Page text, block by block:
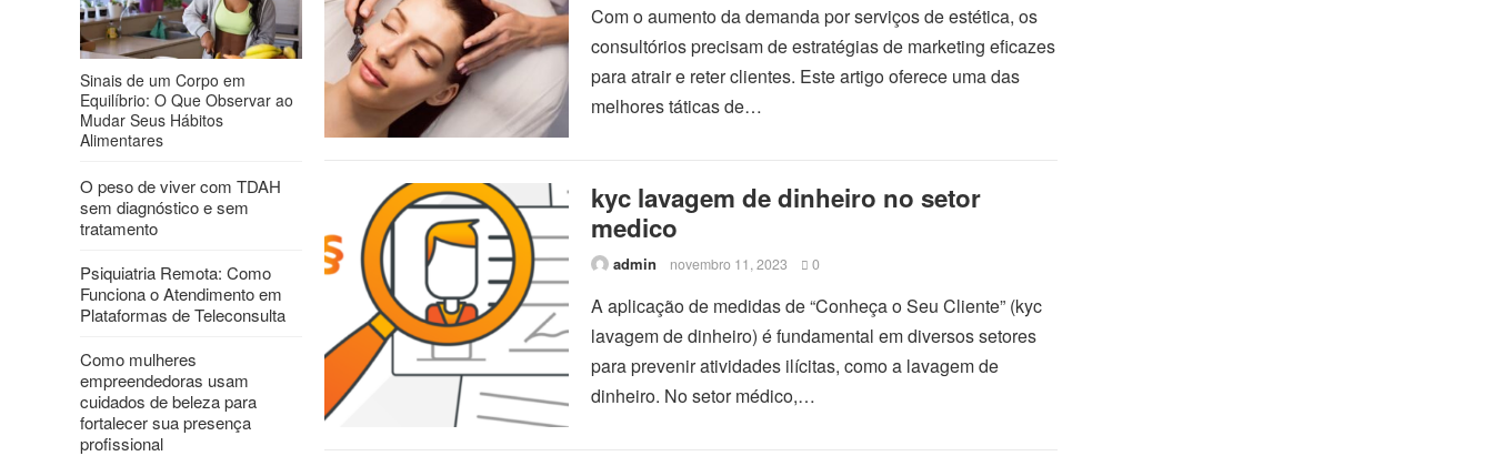
Com o aumento da demanda por serviços de estética, os
consultórios precisam de estratégias de marketing eficazes
para atrair e reter clientes. Este artigo oferece uma das
melhores táticas de…
kyc lavagem de dinheiro no setor
medico
admin novembro 11, 2023 0
A aplicação de medidas de “Conheça o Seu Cliente” (kyc
lavagem de dinheiro) é fundamental em diversos setores
para prevenir atividades ilícitas, como a lavagem de
dinheiro. No setor médico,…
Sinais de um Corpo em
Equilíbrio: O Que Observar ao
Mudar Seus Hábitos
Alimentares
O peso de viver com TDAH
sem diagnóstico e sem
tratamento
Psiquiatria Remota: Como
Funciona o Atendimento em
Plataformas de Teleconsulta
Como mulheres
empreendedoras usam
cuidados de beleza para
fortalecer sua presença
profissional